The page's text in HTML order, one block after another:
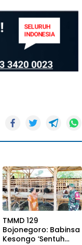
TMMD 129
Bojonegoro: Babinsa
Kesongo ‘Sentuh